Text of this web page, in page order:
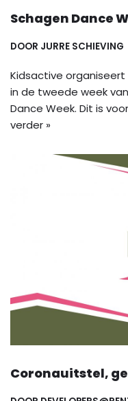
Schagen Dance
DOOR JURRE SCHIEVING
Kidsactive
in de tweede week
Dance Week. Dit is
verder »
Coronauitstel,